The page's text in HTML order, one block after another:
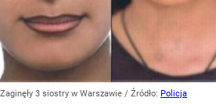
Zaginęły 3 siostry w Warszawie / Źródło: Policja